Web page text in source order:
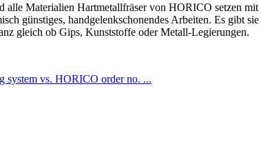
alle Materialien Hartmetallfräser von HORICO setzen
günstiges, handgelenkschonendes Arbeiten. Es gibt
gleich ob Gips, Kunststoffe oder Metall-Legierungen.
system vs. HORICO order no. ...